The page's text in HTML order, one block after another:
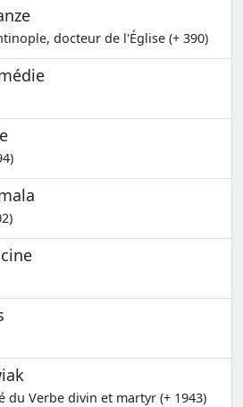
docteur de l'Église (+ 390)
du Verbe divin et martyr (+ 1943)